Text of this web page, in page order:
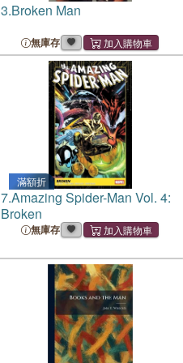
3.Broken Man
無庫存
滿額折
7.Amazing Spider-Man Vol. 4:
Broken
無庫存